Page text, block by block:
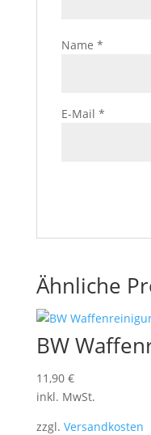
Name *
E-Mail *
Ähnliche
BW
11,90 €
inkl. MwSt.
zzgl. Versandkosten